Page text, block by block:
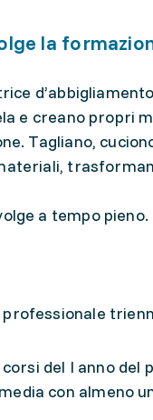
la
e creano propri
Tagliano,
a tempo
del I anno del
con almeno